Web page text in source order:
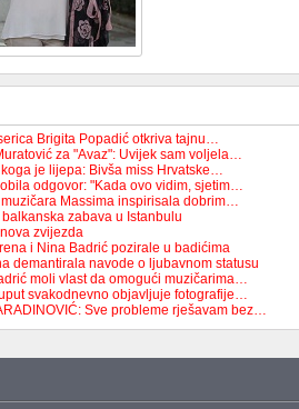
Brigita Popadić otkriva tajnu…
za "Avaz": Uvijek sam voljela…
je lijepa: Bivša miss Hrvatske…
odgovor: "Kada ovo vidim, sjetim…
Massima inspirisala dobrim…
zabava u Istanbulu
zvijezda
i Nina Badrić pozirale u badićima
demantirala navode o ljubavnom statusu
moli vlast da omogući muzičarima…
svakodnevno objavljuje fotografije…
Sve probleme rješavam bez…